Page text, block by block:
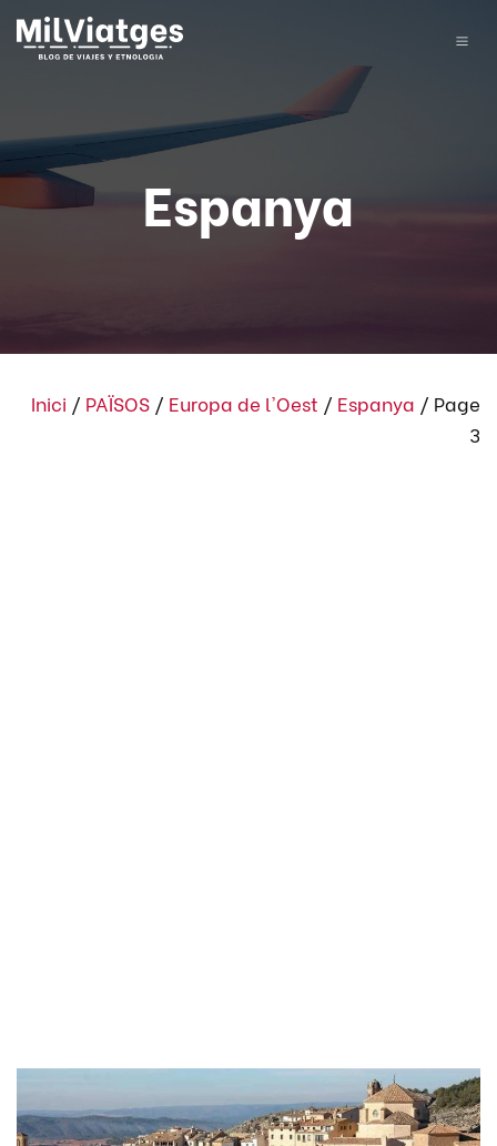
Espanya
Inici / PAÏSOS / Europa de l'Oest / Espanya / Page
3